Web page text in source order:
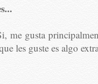
me gusta
les guste es algo